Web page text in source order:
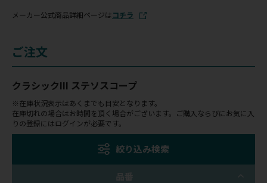
メーカー公式商品詳細ページはコチラ
ご注文
クラシックIII ステソスコープ
※在庫状況表示はあくまでも目安となります。
在庫切れの場合はお時間を頂く場合がございます。ご購入ならびにお気に入
りの登録にはログインが必要です。
絞り込み検索
品番